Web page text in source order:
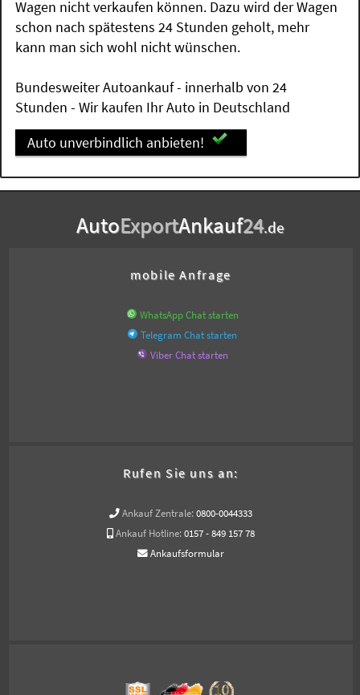
Wagen nicht verkaufen können. Dazu wird der Wagen
schon nach spätestens 24 Stunden geholt, mehr
kann man sich wohl nicht wünschen.
Bundesweiter Autoankauf - innerhalb von 24
Stunden - Wir kaufen Ihr Auto in Deutschland
Auto unverbindlich anbieten!
AutoExportAnkauf24.de
mobile Anfrage
WhatsApp Chat starten
Telegram Chat starten
Viber Chat starten
Rufen Sie uns an:
Ankauf Zentrale: 0800-0044333
Ankauf Hotline: 0157 - 849 157 78
Ankaufsformular